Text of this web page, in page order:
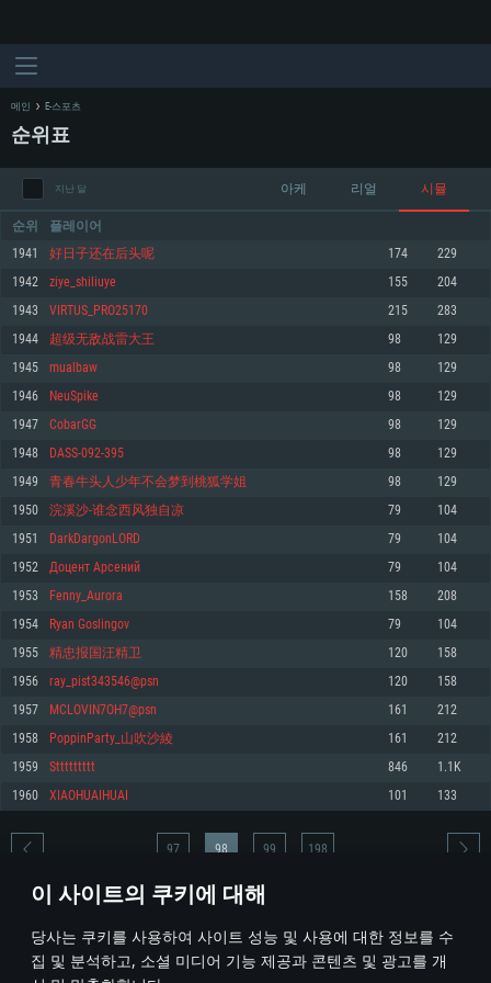
이 사이트의 쿠키에 대해
당사는 쿠키를 사용하여 사이트 성능 및 사용에 대한 정보를 수
집 및 분석하고, 소셜 미디어 기능 제공과 콘텐츠 및 광고를 개
최소사양
운영체제: Windows 10 (64 bit)
프로세서: 2.2 GHz 듀얼코어 이상
메모리: 4GB
그래픽 카드: DirectX 11 이상을 지원하는 AMD Radeon 77XX / NVIDIA
GeForce GT 660. 최소 사양 해상도: 720p
네트워크: 브로드밴드 인터넷
여유 저장 공간: 22.1 GB (최소 클라이언트)
권장 사양
570 혹은 그 이상
여유 저장 공간: 62.2 GB (전체 클라이언트)
최소사양
운영체제: Mac OS Big Sur 11.0
프로세서: 최소 2.2 GHz의 Core i5 (Intel Xeon 은 지원하지 않습니다)
메모리: 6 GB
그래픽 카드: Metal 을 지원하는 Intel Iris Pro 5200 (Mac), 혹은 이와 비슷한 성
능을 가지는 Mac 버전의 AMD/Nvidia. 최소 해상도: 720p
네트워크: 브로드밴드 인터넷
여유 저장 공간: 22.1 GB (최소 클라이언트)
권장 사양
네트워크: 브로드밴드 인터넷
여유 저장 공간: 62.2 GB (전체 클라이언트)
최소사양
운영체제: 64bit Linux 중 최신 버전
프로세서: 2.4 GHz 듀얼코어
메모리: 4 GB
그래픽 카드: Vulkan 을 지원하고, 최신 그래픽 드라이버를 지원하는 NVIDIA
660 (6개월 미만) 혹은 그와 동급의 성능을 가지며 최신 그래픽 드라이버를 지
원하는 AMD (6개월 미만; 최소사양 지원 해상도 720p)
네트워크: 브로드밴드 인터넷
여유 저장 공간: 22.1 GB (최소 클라이언트)
권장 사양
운영체제: Ubuntu 20.04 64bit
프로세서: Intel Core i7
메모리: 16 GB
그래픽 카드: Vulkan 을 지원하고, 최신 그래픽 드라이버를 지원하는 NVIDIA
1060 (6개월 미만) 혹은 그와 동급의 성능을 가지며 최신 그래픽 드라이버를
지원하는 AMD RX 570 (6개월 미만; 최소사양 지원 해상도 720p) 이상
여유 저장 공간: 62.2 GB (전체 클라이언트)
메인 E-스포츠
순위표
지난 달 아케 리얼 시뮬
순위 플레이어
1941 好日子还在后头呢 174 229
1942 ziye_shiliuye 155 204
1943 VIRTUS_PRO25170 215 283
1944 超级无敌战雷大王 98 129
1945 mualbaw 98 129
1946 NeuSpike 98 129
1947 CobarGG 98 129
1948 DASS-092-395 98 129
1949 青春牛头人少年不会梦到桃狐学姐 98 129
1950 浣溪沙-谁念西风独自凉 79 104
1951 DarkDargonLORD 79 104
1952 Доцент Арсений 79 104
1953 Fenny_Aurora 158 208
1954 Ryan Goslingov 79 104
1955 精忠报国汪精卫 120 158
1956 ray_pist343546@psn 120 158
1957 MCLOVIN7OH7@psn 161 212
1958 PoppinParty_山吹沙綾 161 212
1959 Sttttttttt 846 1.1K
1960 XIAOHUAIHUAI 101 133
* 순위표는 매일 1회 갱신됩니다
97 98 99 198